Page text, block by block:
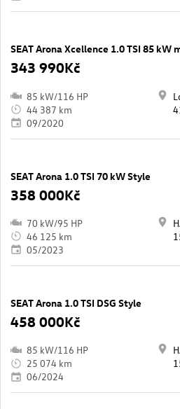
343 990Kč
85 kW/116 HP
44 387 km
09/2020
SEAT Arona 1.0 TSI 70 kW Style
358 000Kč
70 kW/95 HP
46 125 km
05/2023
SEAT Arona 1.0 TSI DSG Style
458 000Kč
85 kW/116 HP
25 074 km
06/2024